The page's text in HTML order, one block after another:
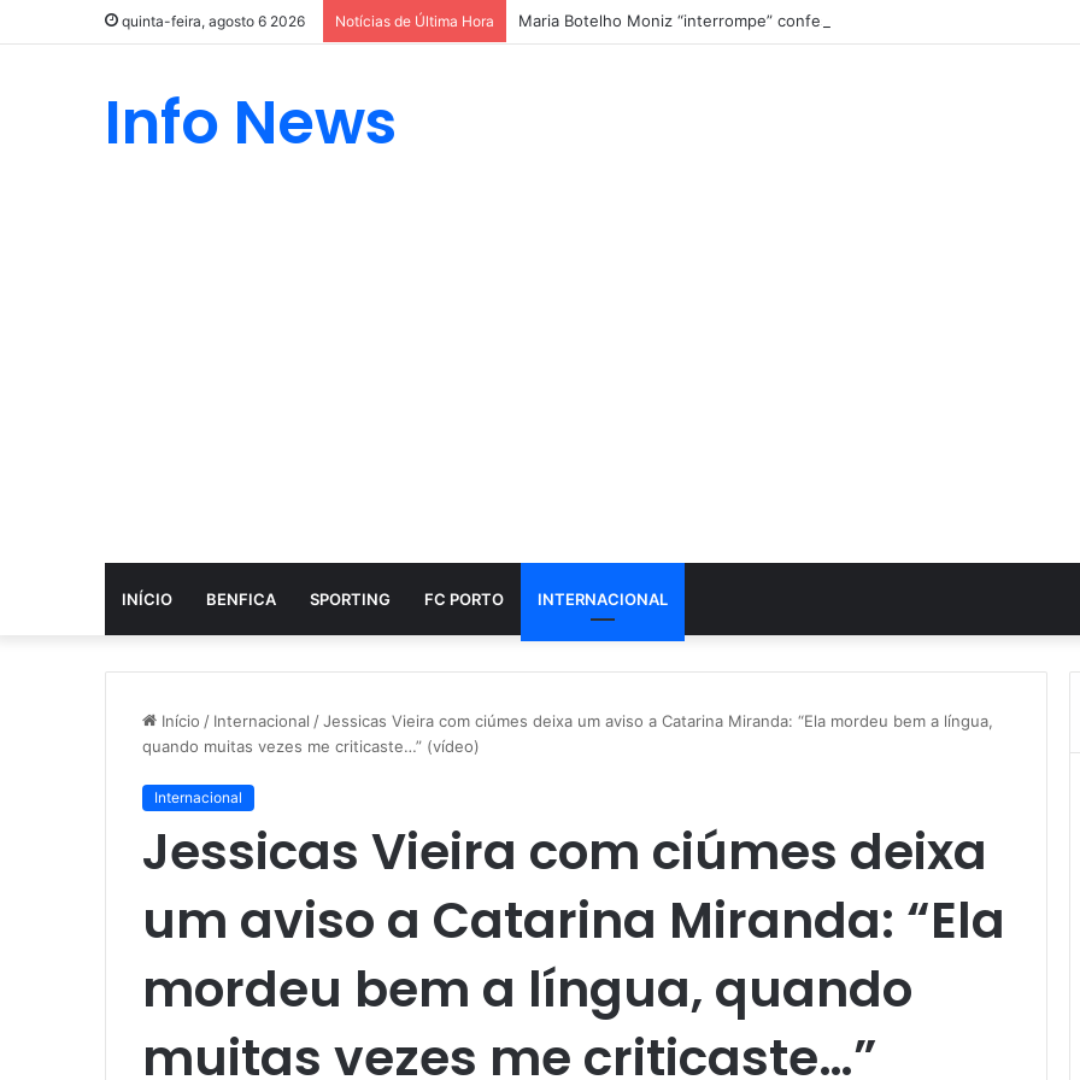
quinta-feira, agosto 6 2026 Notícias de Última Hora Maria Botelho Moniz “interrompe” confessionário
Info News
INÍCIO BENFICA SPORTING FC PORTO INTERNACIONAL
Início / Internacional /Jessicas Vieira com ciúmes deixa um aviso a Catarina Miranda: “Ela mordeu bem a língua,
quando muitas vezes me criticaste…” (vídeo)
Internacional
Jessicas Vieira com ciúmes deixa
um aviso a Catarina Miranda: “Ela
mordeu bem a língua, quando
muitas vezes me criticaste…”